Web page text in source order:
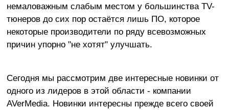
немаловажным слабым местом у большинства TV-
тюнеров до сих пор остаётся лишь ПО, которое
некоторые производители по ряду всевозможных
причин упорно "не хотят" улучшать.
Сегодня мы рассмотрим две интересные новинки от
одного из лидеров в этой области - компании
AVerMedia. Новинки интересны прежде всего своей